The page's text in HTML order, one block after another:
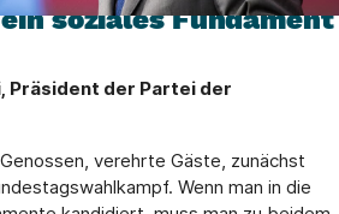
soziales Fundament
Präsident der Partei der
verehrte Gäste, zunächst
Wenn man in die